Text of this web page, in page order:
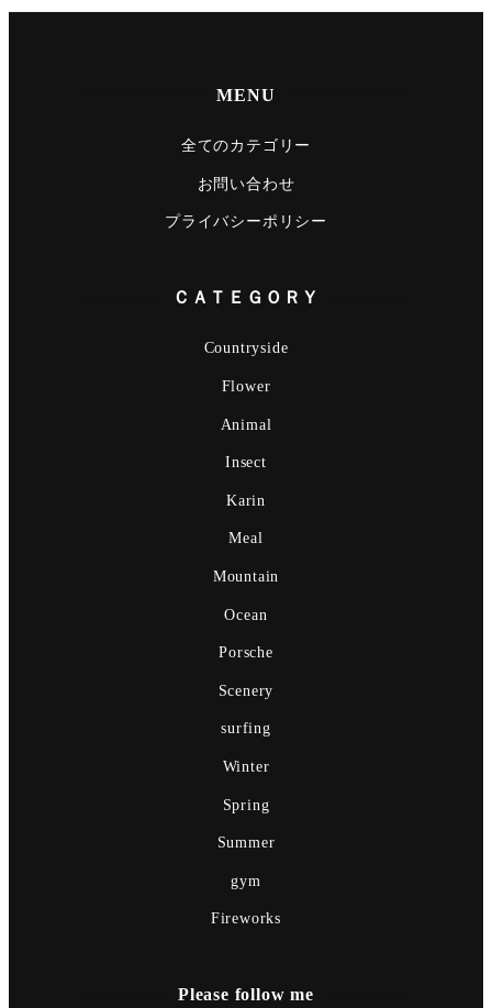
MENU
全てのカテゴリー
お問い合わせ
プライバシーポリシー
ＣＡＴＥＧＯＲＹ
Countryside
Flower
Animal
Insect
Karin
Meal
Mountain
Ocean
Porsche
Scenery
surfing
Winter
Spring
Summer
gym
Fireworks
Please follow me